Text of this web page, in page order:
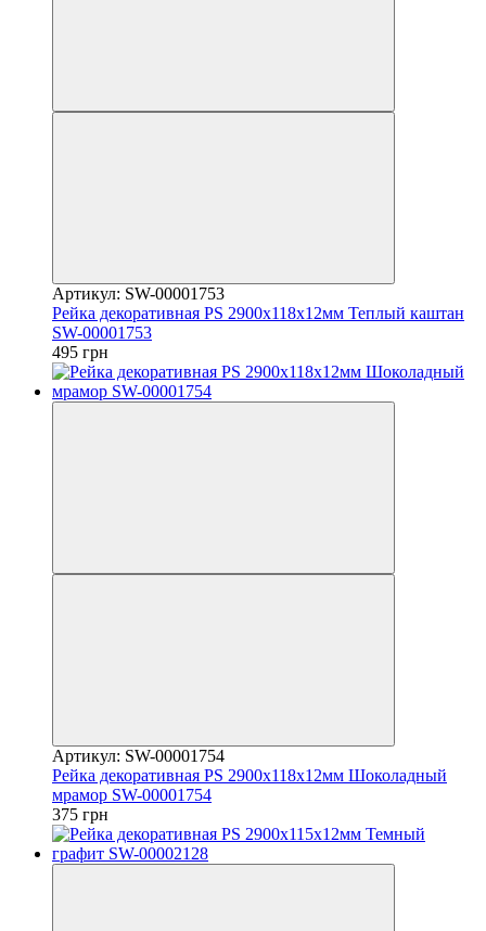
Артикул: SW-00001753
Рейка декоративная PS 2900х118х12мм Теплый каштан
SW-00001753
495 грн
Артикул: SW-00001754
Рейка декоративная PS 2900х118х12мм Шоколадный
мрамор SW-00001754
375 грн